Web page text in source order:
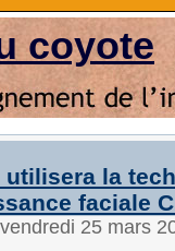
coyote
utilisera la
faciale
25 mars